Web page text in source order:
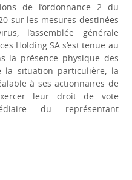
de l’ordonnance 2 du
sur les mesures destinées
l’assemblée générale
Holding SA s’est tenue au
la présence physique des
la situation particulière, la
à ses actionnaires de
leur droit de vote
du représentant